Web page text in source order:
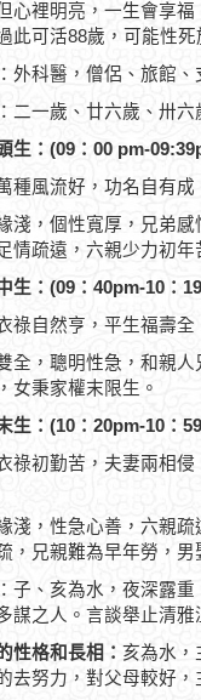
心裡明亮，一生會享
此可活88歲，可能性死
：外科醫，僧侶、旅館
：二一歲、廿六歲、卅
生：(09：00 pm-
種風流好，功名自有
淺，個性寬厚，兄弟
情疏遠，六親少力初
生：(09：40pm-10：
祿自然亨，平生福壽
全，聰明性急，和親
女秉家權末限生。
生：(10：20pm-10：
祿初勤苦，夫妻兩相
淺，性急心善，六親
，兄親難為早年勞，男
：子、亥為水，夜深露
謀之人。言談舉止清
性格和長相： 亥為水，
去努力，對父母較好